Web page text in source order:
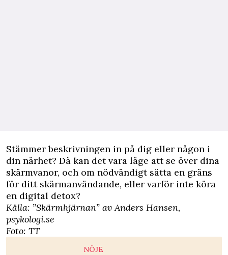
Stämmer beskrivningen in på dig eller någon i
din närhet? Då kan det vara läge att se över dina
skärmvanor, och om nödvändigt sätta en gräns
för ditt skärmanvändande, eller varför inte köra
en digital detox?
Källa: ”Skärmhjärnan” av Anders Hansen,
psykologi.se
Foto: TT
NÖJE